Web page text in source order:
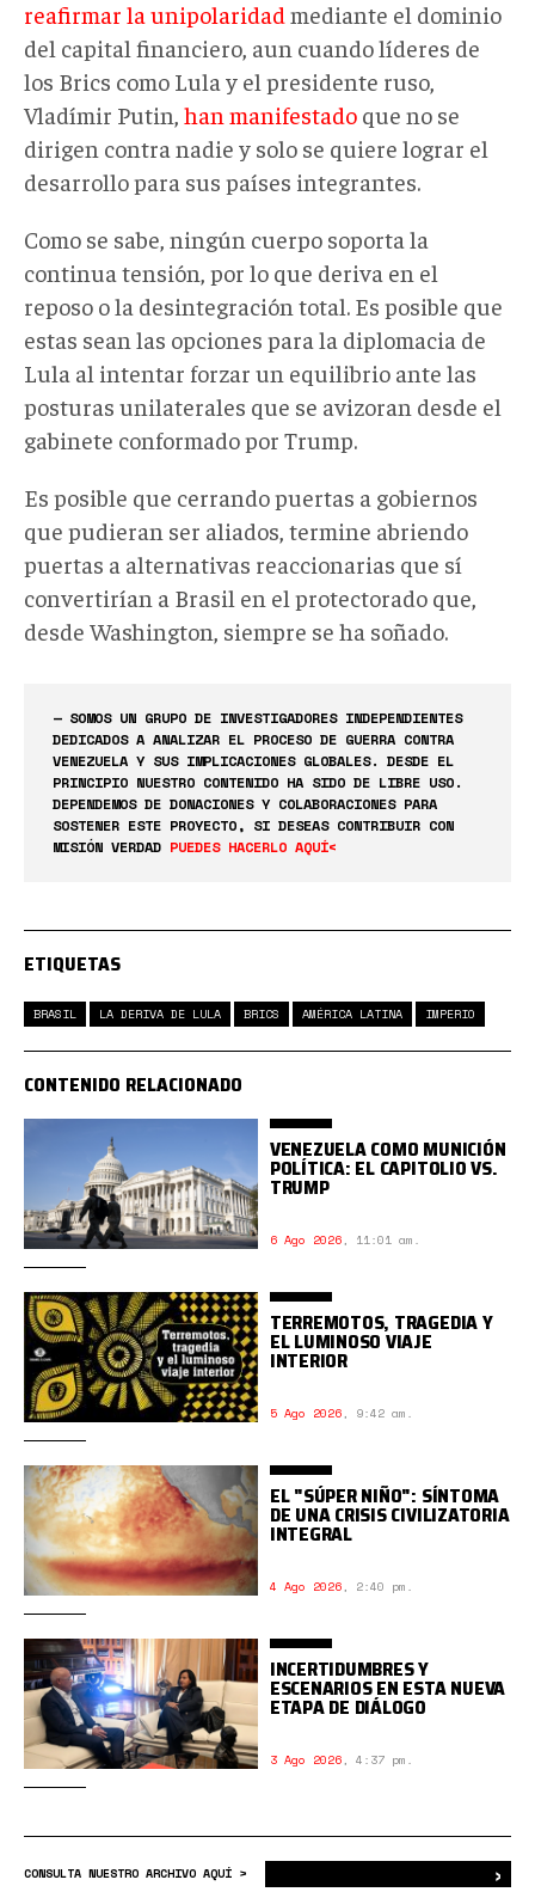
reafirmar la unipolaridad mediante el dominio
del capital financiero, aun cuando líderes de
los Brics como Lula y el presidente ruso,
Vladímir Putin, han manifestado que no se
dirigen contra nadie y solo se quiere lograr el
desarrollo para sus países integrantes.
Como se sabe, ningún cuerpo soporta la
continua tensión, por lo que deriva en el
reposo o la desintegración total. Es posible que
estas sean las opciones para la diplomacia de
Lula al intentar forzar un equilibrio ante las
posturas unilaterales que se avizoran desde el
gabinete conformado por Trump.
Es posible que cerrando puertas a gobiernos
que pudieran ser aliados, termine abriendo
puertas a alternativas reaccionarias que sí
convertirían a Brasil en el protectorado que,
desde Washington, siempre se ha soñado.
— SOMOS UN GRUPO DE INVESTIGADORES INDEPENDIENTES
DEDICADOS A ANALIZAR EL PROCESO DE GUERRA CONTRA
VENEZUELA Y SUS IMPLICACIONES GLOBALES. DESDE EL
PRINCIPIO NUESTRO CONTENIDO HA SIDO DE LIBRE USO.
DEPENDEMOS DE DONACIONES Y COLABORACIONES PARA
SOSTENER ESTE PROYECTO, SI DESEAS CONTRIBUIR CON
MISIÓN VERDAD PUEDES HACERLO AQUÍ<
ETIQUETAS
BRASIL LA DERIVA DE LULA BRICS AMÉRICA LATINA IMPERIO
CONTENIDO RELACIONADO
VENEZUELA COMO MUNICIÓN
POLÍTICA: EL CAPITOLIO VS.
TRUMP
6 Ago 2026, 11:01 am.
TERREMOTOS, TRAGEDIA Y
EL LUMINOSO VIAJE
INTERIOR
5 Ago 2026, 9:42 am.
EL "SÚPER NIÑO": SÍNTOMA
DE UNA CRISIS CIVILIZATORIA
INTEGRAL
4 Ago 2026, 2:40 pm.
INCERTIDUMBRES Y
ESCENARIOS EN ESTA NUEVA
ETAPA DE DIÁLOGO
3 Ago 2026, 4:37 pm.
CONSULTA NUESTRO ARCHIVO AQUÍ > ›